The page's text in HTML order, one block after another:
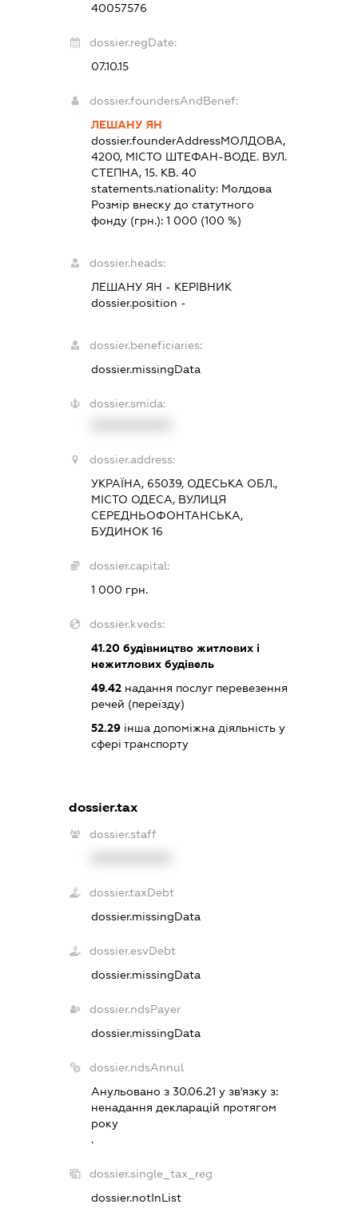
40057576
dossier.regDate:
07.10.15
dossier.foundersAndBenef:
ЛЕШАНУ ЯН
dossier.founderAddressМОЛДОВА,
4200, МІСТО ШТЕФАН-ВОДЕ. ВУЛ.
СТЕПНА, 15. КВ. 40
statements.nationality: Молдова
Розмір внеску до статутного
фонду (грн.): 1 000 (100 %)
dossier.heads:
ЛЕШАНУ ЯН - КЕРІВНИК
dossier.position -
dossier.beneficiaries:
dossier.missingData
dossier.smida:
dossier.address:
УКРАЇНА, 65039, ОДЕСЬКА ОБЛ.,
МІСТО ОДЕСА, ВУЛИЦЯ
СЕРЕДНЬОФОНТАНСЬКА,
БУДИНОК 16
dossier.capital:
1 000 грн.
dossier.kveds:
41.20будівництво житлових і
нежитлових будівель
49.42надання послуг перевезення
речей (переїзду)
52.29інша допоміжна діяльність у
сфері транспорту
dossier.tax
dossier.staff
dossier.taxDebt
dossier.missingData
dossier.esvDebt
dossier.missingData
dossier.ndsPayer
dossier.missingData
dossier.ndsAnnul
Анульовано з 30.06.21 у зв'язку з:
ненадання декларацiй протягом
року
.
dossier.single_tax_reg
dossier.notInList